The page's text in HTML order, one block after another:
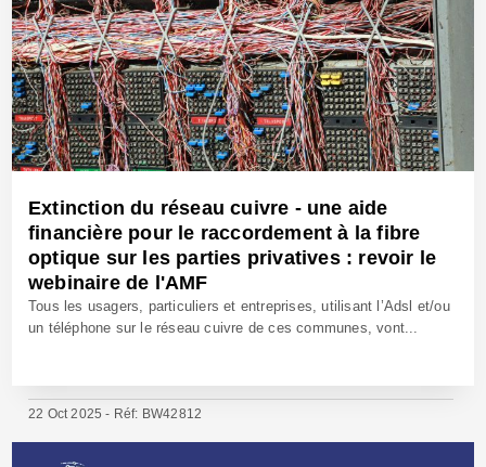
Extinction du réseau cuivre - une aide
financière pour le raccordement à la fibre
optique sur les parties privatives : revoir le
webinaire de l'AMF
Tous les usagers, particuliers et entreprises, utilisant l’Adsl et/ou
un téléphone sur le réseau cuivre de ces communes, vont...
22 Oct 2025 - Réf: BW42812